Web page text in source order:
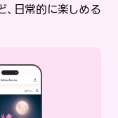
、日常的に楽しめる